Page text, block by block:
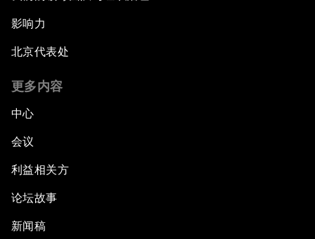
影响力
北京代表处
更多内容
中心
会议
利益相关方
论坛故事
新闻稿